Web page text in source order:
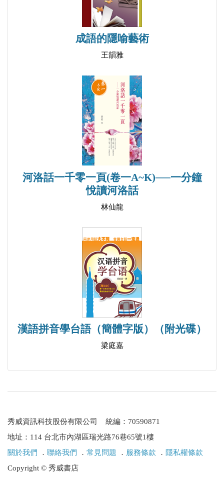
0535 喙誖誖【喙飛飛】 053
0536 辯解【排會、撥會、抵會】 054
0537 噴雞規【歕雞、歕雞】 055
0539 拋車轔【翻車輪、翻車轔】 060
0540 打折【批折】 061
0541 貶損、費損【破損、發損、暴殄、暴損】
0542 打拼【發奮】 063
0543 打拼【搏拚】 064
0544 打電話【撥電話】 065
0545 打算【盤算】 066
0546 忿懥懥【串串】 067
0548 盤仔【販仔、奤仔】 069
0549 香香兩兩【芳香二兩】 070
0550 爆米香、爆米芳【爆米麷】 071
0551 放其【罔去、發不見】 072
0552 冇手【奅手、破手】 073
0553 把妻、泡妻【泡妾】 074
0554 拋頭露面【暴頭露面、逋頭露面】 075
0555 呸噗採【呸噗踩】 076
0558 消乏、痟【消崩】 079
0560 漂ノ、飄翩【飄逸】 081
0561 品【憑】 082
0562 砰砰喘【嚊嚊喘、頻頻喘】 083
0563 鼻【齅】 084
成語的隱喻藝術
王韻雅
河洛話一千零一頁(卷一A~K)──一分鐘
悅讀河洛話
林仙龍
漢語拼音學台語（簡體字版）（附光碟）
梁庭嘉
秀威資訊科技股份有限公司 統編：70590871
地址：114 台北市內湖區瑞光路76巷65號1樓
關於我們
． 聯絡我們 ． 常見問題 ． 服務條款 ． 隱私權條款
Copyright © 秀威書店